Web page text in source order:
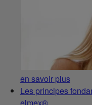
en savoir plus
Les principes